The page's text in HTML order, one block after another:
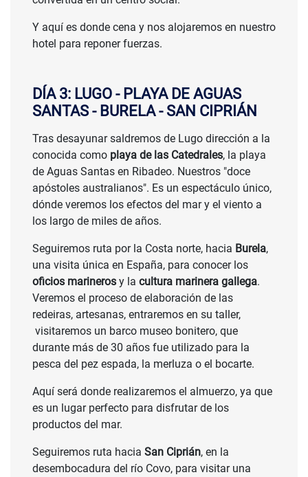
Y aquí es donde cena y nos alojaremos en nuestro
hotel para reponer fuerzas.
DÍA 3: LUGO - PLAYA DE AGUAS
SANTAS - BURELA - SAN CIPRIÁN
Tras desayunar saldremos de Lugo dirección a la
conocida como playa de las Catedrales, la playa
de Aguas Santas en Ribadeo. Nuestros "doce
apóstoles australianos". Es un espectáculo único,
dónde veremos los efectos del mar y el viento a
los largo de miles de años.
Seguiremos ruta por la Costa norte, hacia Burela,
una visita única en España, para conocer los
oficios marineros y la cultura marinera gallega.
Veremos el proceso de elaboración de las
redeiras, artesanas, entraremos en su taller,
visitaremos un barco museo bonitero, que
durante más de 30 años fue utilizado para la
pesca del pez espada, la merluza o el bocarte.
Aquí será donde realizaremos el almuerzo, ya que
es un lugar perfecto para disfrutar de los
productos del mar.
Seguiremos ruta hacia San Ciprián, en la
desembocadura del río Covo, para visitar una